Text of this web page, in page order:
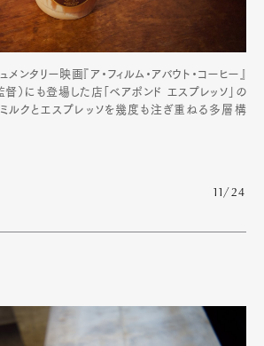
ンタリー映画『ア・フィルム・アバウト・コーヒー』
督）にも登場した店「ベアポンド エスプレッソ」の
ミルクとエスプレッソを幾度も注ぎ重ねる多層構
11/24